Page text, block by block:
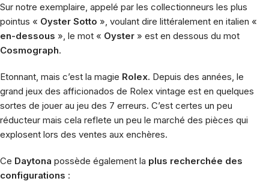
Sur notre exemplaire, appelé par les collectionneurs les plus
pointus « Oyster Sotto », voulant dire littéralement en italien «
en-dessous », le mot « Oyster » est en dessous du mot
Cosmograph.
Etonnant, mais c’est la magie Rolex. Depuis des années, le
grand jeux des afficionados de Rolex vintage est en quelques
sortes de jouer au jeu des 7 erreurs. C’est certes un peu
réducteur mais cela reflete un peu le marché des pièces qui
explosent lors des ventes aux enchères.
Ce Daytona possède également la plus recherchée des
configurations :